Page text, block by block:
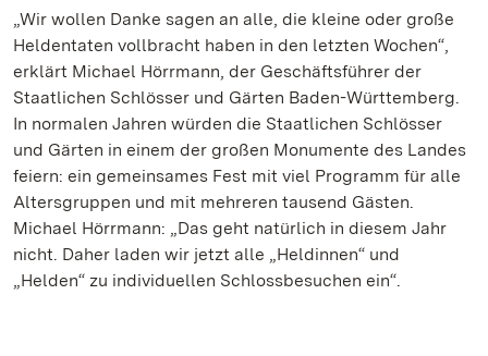
„Wir wollen Danke sagen an alle, die kleine oder große
Heldentaten vollbracht haben in den letzten Wochen“,
erklärt Michael Hörrmann, der Geschäftsführer der
Staatlichen Schlösser und Gärten Baden-Württemberg.
In normalen Jahren würden die Staatlichen Schlösser
und Gärten in einem der großen Monumente des Landes
feiern: ein gemeinsames Fest mit viel Programm für alle
Altersgruppen und mit mehreren tausend Gästen.
Michael Hörrmann: „Das geht natürlich in diesem Jahr
nicht. Daher laden wir jetzt alle „Heldinnen“ und
„Helden“ zu individuellen Schlossbesuchen ein“.